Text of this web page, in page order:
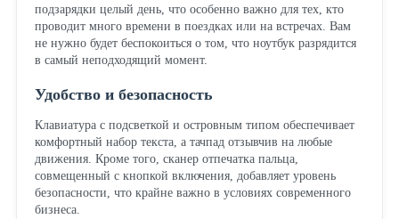
подзарядки целый день, что особенно важно для тех, кто
проводит много времени в поездках или на встречах. Вам
не нужно будет беспокоиться о том, что ноутбук разрядится
в самый неподходящий момент.
Удобство и безопасность
Клавиатура с подсветкой и островным типом обеспечивает
комфортный набор текста, а тачпад отзывчив на любые
движения. Кроме того, сканер отпечатка пальца,
совмещенный с кнопкой включения, добавляет уровень
безопасности, что крайне важно в условиях современного
бизнеса.